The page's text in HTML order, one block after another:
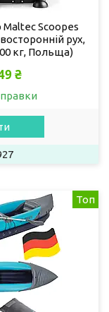
Scoopes
рух,
кг, Польща)
₴
Топ